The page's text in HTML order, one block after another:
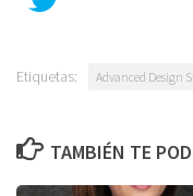
Etiquetas: Advanced Design
TAMBIÉN TE